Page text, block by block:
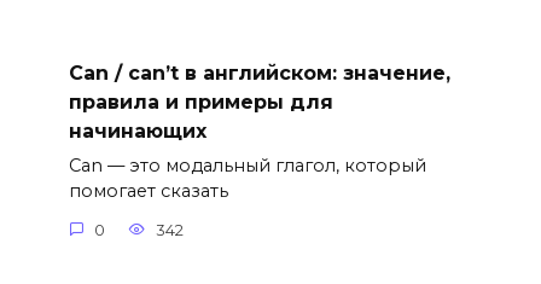
Can / can’t в английском: значение,
правила и примеры для
начинающих
Can — это модальный глагол, который
помогает сказать
0 342